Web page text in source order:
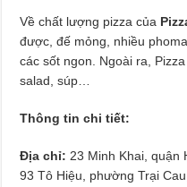
Về chất lượng pizza của
được, đế mỏng, nhiều
các sốt ngon. Ngoài ra,
salad, súp…
Thông tin chi tiết:
Địa chỉ: 23 Minh Khai, quận
93 Tô Hiệu, phường Trại